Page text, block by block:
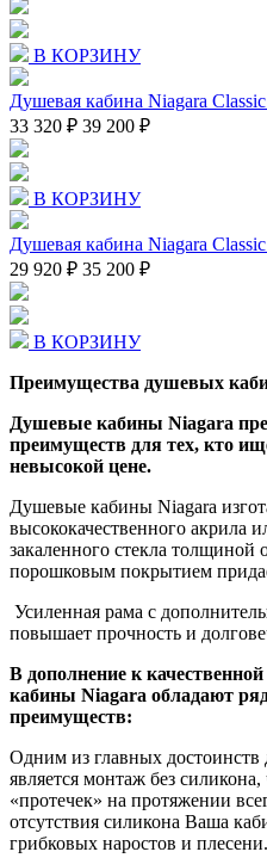
В КОРЗИНУ
Душевая кабина Niagara
33 320 ₽ 39 200 ₽
В КОРЗИНУ
Душевая кабина Niagara
29 920 ₽ 35 200 ₽
В КОРЗИНУ
Преимущества душевых
Душевые кабины Niagara
преимуществ для тех, кто
невысокой цене.
Душевые кабины Niagara
высококачественного акрила
закаленного стекла
порошковым покрытием
Усиленная рама с
повышает прочность и
В дополнение к
кабины Niagara обладают
преимуществ:
Одним из главных
является монтаж без силикона,
«протечек» на протяжении
отсутствия силикона Ваша
грибковых наростов и плесени.